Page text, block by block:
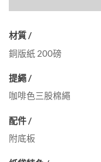
材質 /
銅版紙 200磅
提繩 /
咖啡色三股棉繩
配件 /
附底板